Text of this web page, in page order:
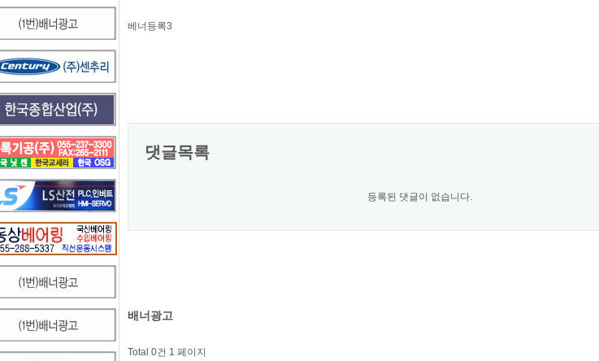
베너등록3
댓글목록
등록된 댓글이 없습니다.
배너광고
Total 0건 1 페이지